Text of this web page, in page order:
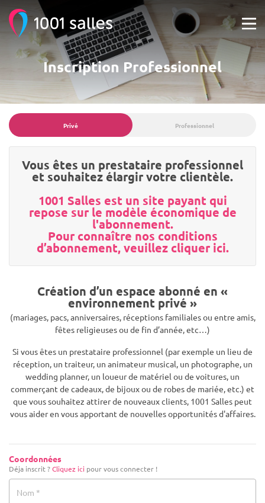
Inscription Professionnel
Privé Professionnel
Vous êtes un prestataire professionnel
et souhaitez élargir votre clientèle.
1001 Salles est un site payant qui
repose sur le modèle économique de
l'abonnement.
Pour connaître nos conditions
d’abonnement, veuillez cliquer ici.
Création d’un espace abonné en «
environnement privé »
(mariages, pacs, anniversaires, réceptions familiales ou entre amis,
fêtes religieuses ou de fin d’année, etc…)
Si vous êtes un prestataire professionnel (par exemple un lieu de
réception, un traiteur, un animateur musical, un photographe, un
wedding planner, un loueur de matériel ou de voitures, un
commerçant de cadeaux, de bijoux ou de robes de mariée, etc.) et
que vous souhaitez attirer de nouveaux clients, 1001 Salles peut
vous aider en vous apportant de nouvelles opportunités d'affaires.
Coordonnées
Déja inscrit ?Cliquez ici pour vous connecter !
Nom *